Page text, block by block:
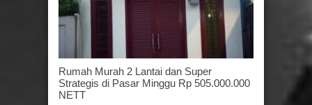
Rumah Murah 2 Lantai dan Super
Strategis di Pasar Minggu Rp 505.000.000
NETT